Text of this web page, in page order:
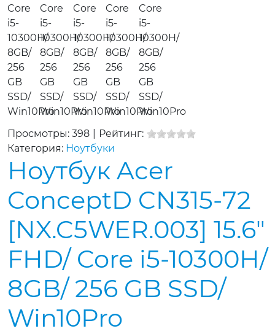
Просмотры: 398
Рейтинг:
Категория: Ноутбуки
Ноутбук Acer
ConceptD CN315-72
[NX.C5WER.003] 15.6"
FHD/ Core i5-10300H/
8GB/ 256 GB SSD/
Win10Pro